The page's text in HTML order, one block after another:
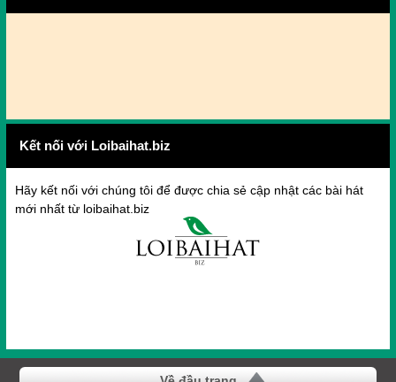
Kết nối với Loibaihat.biz
Hãy kết nối với chúng tôi để được chia sẻ cập nhật các bài hát
mới nhất từ loibaihat.biz